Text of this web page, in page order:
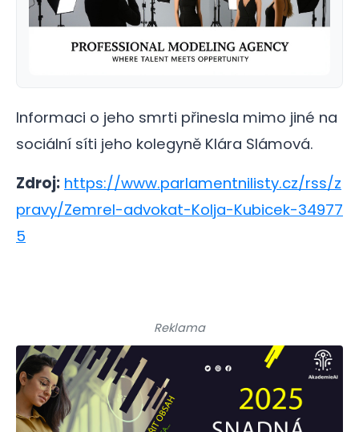
Informaci o jeho smrti přinesla mimo jiné na
sociální síti jeho kolegyně Klára Slámová.
Zdroj: https://www.parlamentnilisty.cz/rss/z
pravy/Zemrel-advokat-Kolja-Kubicek-34977
5
Reklama